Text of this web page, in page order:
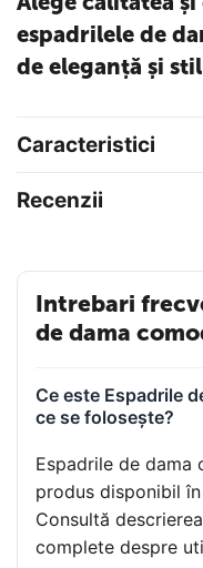
espadrilele de
de eleganță și
Caracteristici
Recenzii
Intrebari
de dama
Ce este Espadrile
ce se folosește?
Espadrile de dama
produs disponibil
Consultă
complete despre